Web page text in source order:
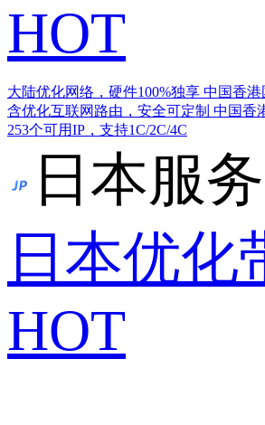
HOT
大陆优化网络，硬件100%独享 中国香港
含优化互联网路由，安全可定制 中国香
253个可用IP，支持1C/2C/4C
日本服
日本优化
HOT